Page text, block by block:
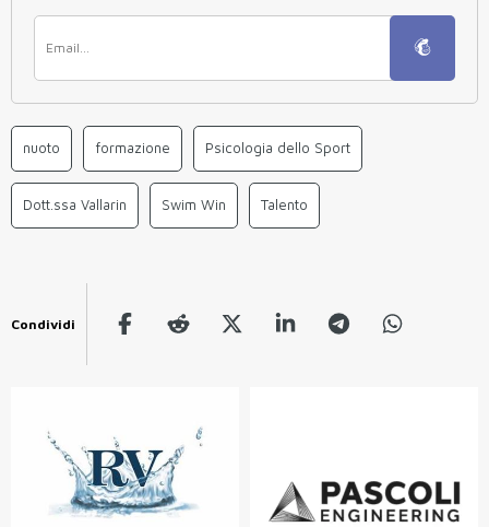
nuoto formazione Psicologia dello Sport
Dott.ssa Vallarin Swim Win Talento
Condividi